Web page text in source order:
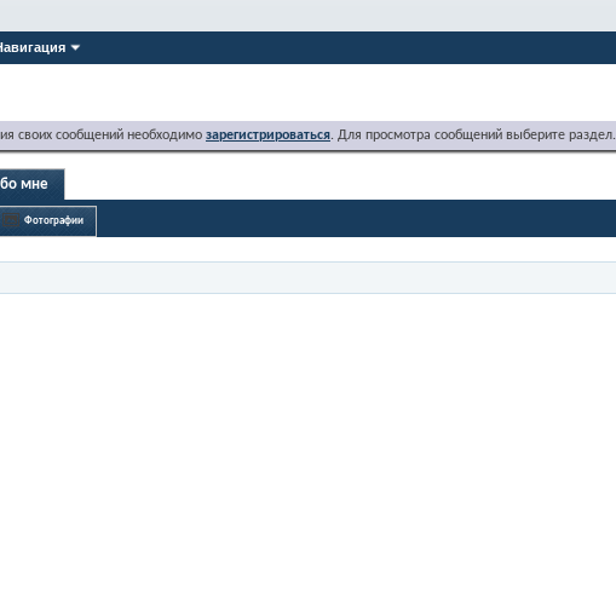
своих сообщений необходимо зарегистрироваться. Для просмотра сообщений выберите раздел.
мне
Фотографии